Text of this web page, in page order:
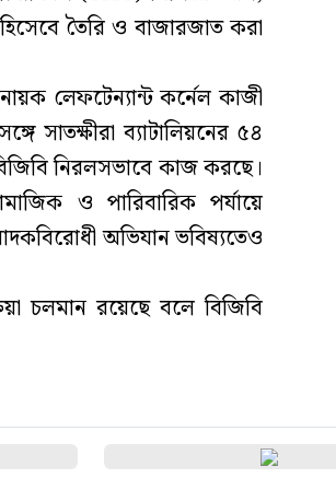
তৈরি ও বাজারজাত করা
লেফটেন্যান্ট কর্নেল কাজী
সাতক্ষীরা ব্যাটালিয়নের ৫৪
নিরলসভাবে কাজ করছে।
ও পারিবারিক পর্যায়ে
অভিযান ভবিষ্যতেও
চলমান রয়েছে বলে বিজিবি